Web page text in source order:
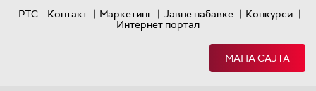
РТС
Контакт | Маркетинг | Јавне набавке | Конкурси |
Интернет портал
МАПА САЈТА